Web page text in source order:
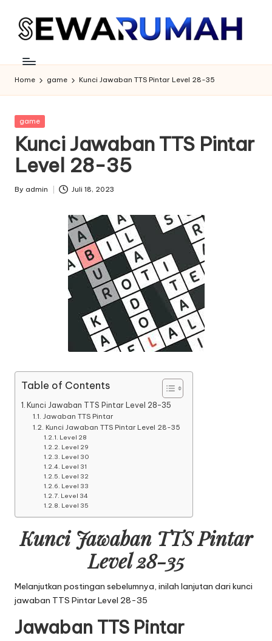
Home game Kunci Jawaban TTS Pintar Level 28-35
Posted
game
Kunci Jawaban TTS Pintar
Level 28-35
Posted
By admin Juli 18, 2023
Table of Contents
Kunci Jawaban TTS Pintar Level 28-35
Jawaban TTS Pintar
Kunci Jawaban TTS Pintar Level 28-35
Level 28
Level 29
Level 30
Level 31
Level 32
Level 33
Level 34
Level 35
Kunci Jawaban TTS Pintar
Level 28-35
Melanjutkan postingan sebelumnya, inilah lanjutan dari kunci
jawaban TTS Pintar Level 28-35
Jawaban TTS Pintar